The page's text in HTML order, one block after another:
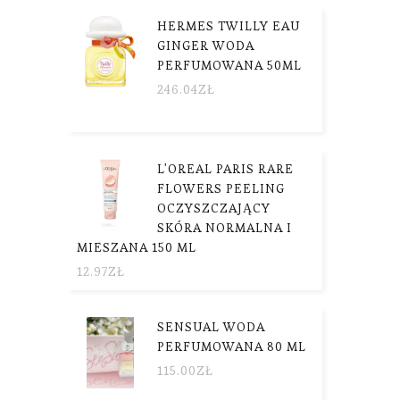
HERMES TWILLY EAU
GINGER WODA
PERFUMOWANA 50ML
246.04ZŁ
L'OREAL PARIS RARE
FLOWERS PEELING
OCZYSZCZAJĄCY
SKÓRA NORMALNA I
MIESZANA 150 ML
12.97ZŁ
SENSUAL WODA
PERFUMOWANA 80 ML
115.00ZŁ